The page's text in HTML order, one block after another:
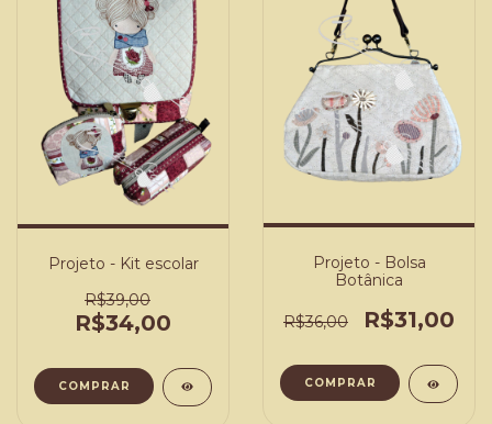
Projeto - Kit escolar
R$39,00
R$34,00
COMPRAR
Projeto - Bolsa
Botânica
R$36,00 R$31,00
COMPRAR